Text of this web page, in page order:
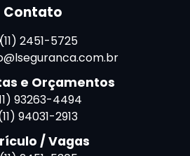
Contato
2451-5725
e Orçamentos
93263-4494
94031-2913
/ Vagas